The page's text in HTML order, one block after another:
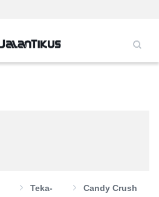
Teka-
Candy Crush